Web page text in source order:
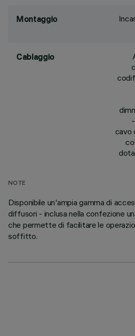
Montaggio
Cablaggio
cavo
NOTE
Disponibile un'ampia gamma di
diffusori - inclusa nella confezione
che permette di facilitare le
soffitto.